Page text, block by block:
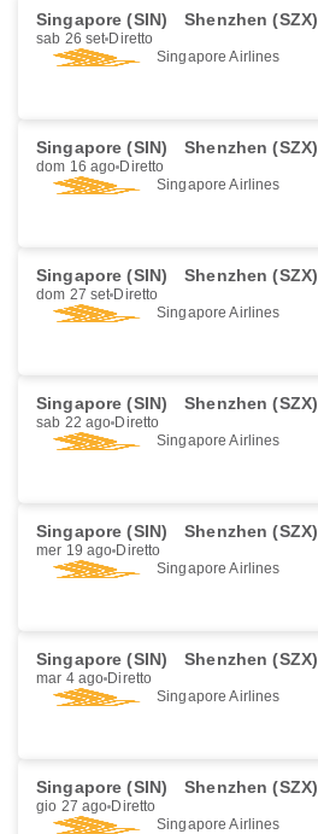
Singapore (SIN) Shenzhen (SZX)
sab 26 set Diretto
Singapore Airlines
Singapore (SIN) Shenzhen (SZX)
dom 16 ago Diretto
Singapore Airlines
Singapore (SIN) Shenzhen (SZX)
dom 27 set Diretto
Singapore Airlines
Singapore (SIN) Shenzhen (SZX)
sab 22 ago Diretto
Singapore Airlines
Singapore (SIN) Shenzhen (SZX)
mer 19 ago Diretto
Singapore Airlines
Singapore (SIN) Shenzhen (SZX)
mar 4 ago Diretto
Singapore Airlines
Singapore (SIN) Shenzhen (SZX)
gio 27 ago Diretto
Singapore Airlines